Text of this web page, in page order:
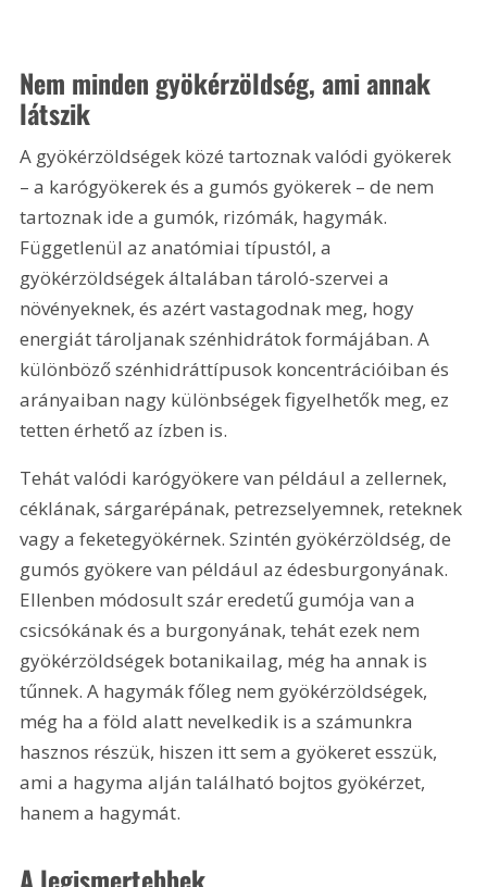
Nem minden gyökérzöldség, ami annak
látszik
A gyökérzöldségek közé tartoznak valódi gyökerek
– a karógyökerek és a gumós gyökerek – de nem
tartoznak ide a gumók, rizómák, hagymák.
Függetlenül az anatómiai típustól, a
gyökérzöldségek általában tároló-szervei a
növényeknek, és azért vastagodnak meg, hogy
energiát tároljanak szénhidrátok formájában. A
különböző szénhidráttípusok koncentrációiban és
arányaiban nagy különbségek figyelhetők meg, ez
tetten érhető az ízben is.
Tehát valódi karógyökere van például a zellernek,
céklának, sárgarépának, petrezselyemnek, reteknek
vagy a feketegyökérnek. Szintén gyökérzöldség, de
gumós gyökere van például az édesburgonyának.
Ellenben módosult szár eredetű gumója van a
csicsókának és a burgonyának, tehát ezek nem
gyökérzöldségek botanikailag, még ha annak is
tűnnek. A hagymák főleg nem gyökérzöldségek,
még ha a föld alatt nevelkedik is a számunkra
hasznos részük, hiszen itt sem a gyökeret esszük,
ami a hagyma alján található bojtos gyökérzet,
hanem a hagymát.